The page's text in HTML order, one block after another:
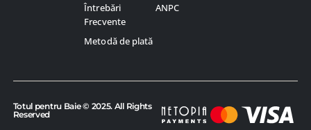
Întrebări
Frecvente
Metodă de plată
ANPC
Totul pentru Baie © 2025. All Rights
Reserved